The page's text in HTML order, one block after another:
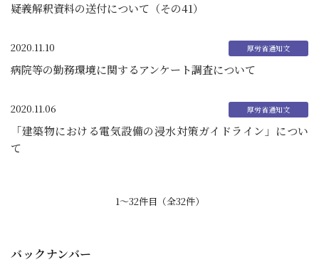
疑義解釈資料の送付について（その41）
2020.11.10
病院等の勤務環境に関するアンケート調査について
2020.11.06
「建築物における電気設備の浸水対策ガイドライン」につい
て
1〜32件目（全32件）
バックナンバー